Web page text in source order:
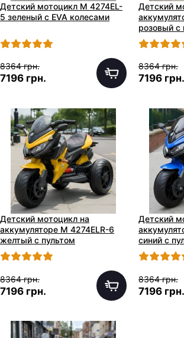
Детский мотоцикл M 4274EL-
5 зеленый с EVA колесами
8364 грн.
7196 грн.
Детский
розовый с
8364 грн.
7196 грн.
Детский мотоцикл на
аккумуляторе M 4274ELR-6
желтый с пультом
8364 грн.
7196 грн.
Детский
синий с
8364 грн.
7196 грн.